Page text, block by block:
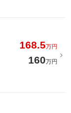
168.5万円
160万円